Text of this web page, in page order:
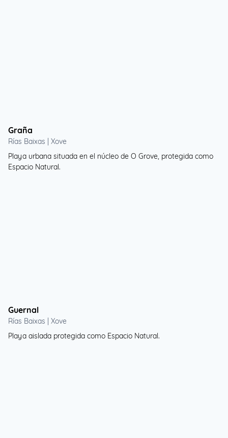
Graña
Rías Baixas | Xove
Playa urbana situada en el núcleo de O Grove, protegida como
Espacio Natural.
Guernal
Rías Baixas | Xove
Playa aislada protegida como Espacio Natural.